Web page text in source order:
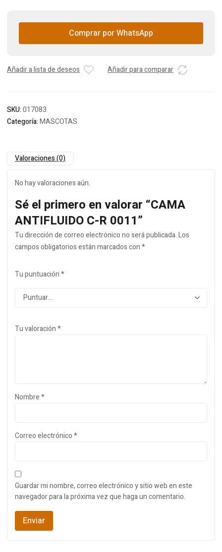
Comprar por WhatsApp
Añadir a lista de deseos Añadir para comparar
SKU:017083
Categoría:MASCOTAS
Valoraciones (0)
No hay valoraciones aún.
Sé el primero en valorar “CAMA
ANTIFLUIDO C-R 0011”
Tu dirección de correo electrónico no será publicada.Los
campos obligatorios están marcados con*
Tu puntuación*
Tu valoración*
Nombre*
Correo electrónico*
Guardar mi nombre, correo electrónico y sitio web en este
navegador para la próxima vez que haga un comentario.